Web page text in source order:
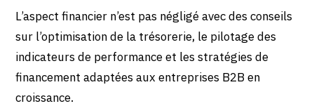
L’aspect financier n’est pas négligé avec des conseils
sur l’optimisation de la trésorerie, le pilotage des
indicateurs de performance et les stratégies de
financement adaptées aux entreprises B2B en
croissance.